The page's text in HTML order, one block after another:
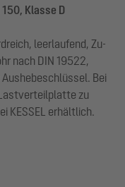
Klasse D
leerlaufend, Zu-
nach DIN 19522,
Bei
zu
KESSEL erhältlich.